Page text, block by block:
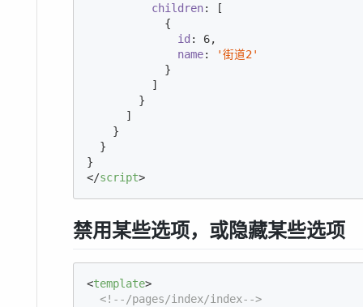
children: [
            {
id : 6,
name:
'街道2'
            }
          ]
        }
      ]
    }
  }
</script>
禁用某些选项，或隐藏某些选项
<template>
<!--/pages/index/index-->